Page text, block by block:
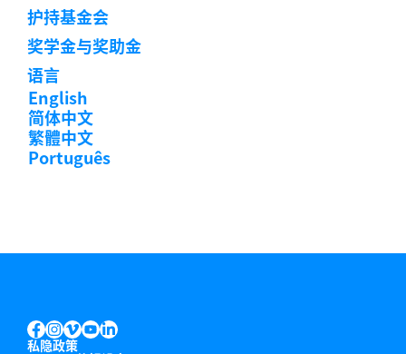
护持基金会
奖学金与奖助金
语言
English
简体中文
繁體中文
Português
FACEBOOK
INSTAGRAM
VIMEO
YOUTUBE
LINKEDIN
私隐政策